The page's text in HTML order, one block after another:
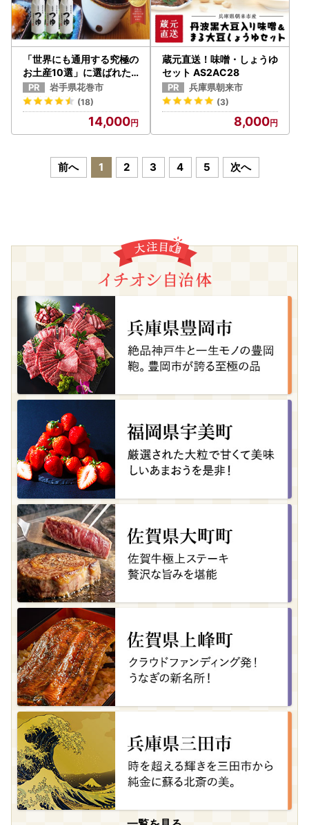
「世界にも通用する究極の
お土産10選」に選ばれた
老舗の味 つゆ500ml 3
本セット 佐々長醸造 【77
3】
岩手県花巻市
(18)
14,000
蔵元直送！味噌・しょうゆ
セット AS2AC28
兵庫県朝来市
(3)
8,000
前へ 1 2 3 4 5 次へ